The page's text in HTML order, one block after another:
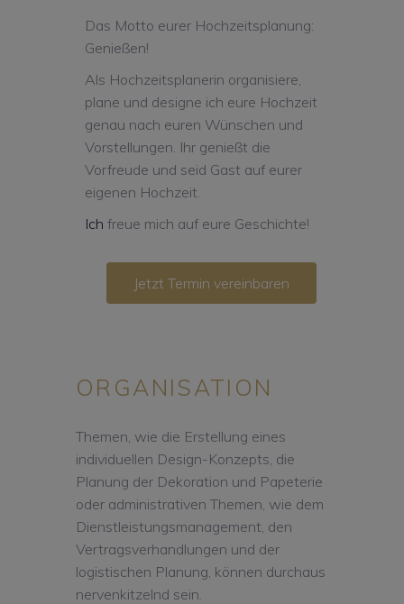
Das Motto eurer Hochzeitsplanung:
Genießen!
Als Hochzeitsplanerin organisiere,
plane und designe ich eure Hochzeit
genau nach euren Wünschen und
Vorstellungen. Ihr genießt die
Vorfreude und seid Gast auf eurer
eigenen Hochzeit.
Ich freue mich auf eure Geschichte!
Jetzt Termin vereinbaren
ORGANISATION
Themen, wie die Erstellung eines
individuellen Design-Konzepts, die
Planung der Dekoration und Papeterie
oder administrativen Themen, wie dem
Dienstleistungsmanagement, den
Vertragsverhandlungen und der
logistischen Planung, können durchaus
nervenkitzelnd sein.